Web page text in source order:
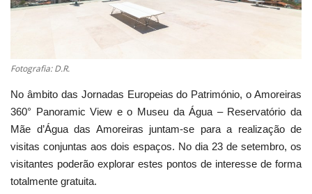
Ficha técnica
Ambiente
Fotografia: D.R.
No âmbito das Jornadas Europeias do Património, o Amoreiras
360° Panoramic View e o Museu da Água – Reservatório da
Mãe d’Água das Amoreiras juntam-se para a realização de
visitas conjuntas aos dois espaços. No dia 23 de setembro, os
visitantes poderão explorar estes pontos de interesse de forma
totalmente gratuita.